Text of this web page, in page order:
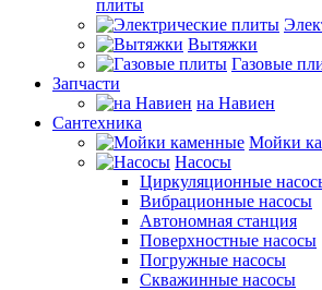
плиты
Вытяжки
Газовые
Запчасти
на Навиен
Сантехника
Мойки
Насосы
Циркуляционные
Вибрационные насосы
Автономная станция
Поверхностные насосы
Погружные насосы
Скважинные насосы